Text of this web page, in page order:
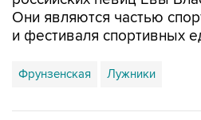
Фрунзенская Лужники